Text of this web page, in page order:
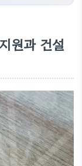
원과 건설